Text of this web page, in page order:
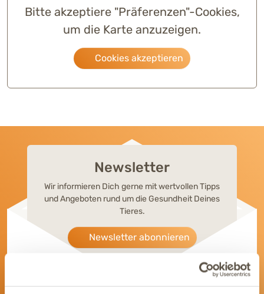
Bitte akzeptiere "Präferenzen"-Cookies,
um die Karte anzuzeigen.
Cookies akzeptieren
Newsletter
Wir informieren Dich gerne mit wertvollen Tipps
und Angeboten rund um die Gesundheit Deines
Tieres.
Newsletter abonnieren